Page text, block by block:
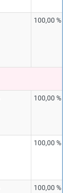
100,00 %
100,00 %
100,00 %
100,00 %